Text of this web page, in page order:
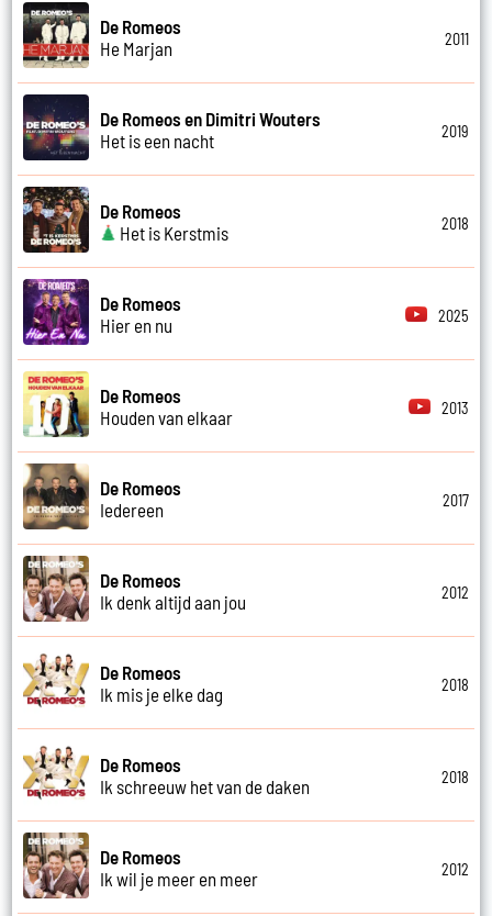
De Romeos
He Marjan
2011
De Romeos en Dimitri Wouters
Het is een nacht
2019
De Romeos
Het is Kerstmis
2018
De Romeos
Hier en nu
2025
De Romeos
Houden van elkaar
2013
De Romeos
Iedereen
2017
De Romeos
Ik denk altijd aan jou
2012
De Romeos
Ik mis je elke dag
2018
De Romeos
Ik schreeuw het van de daken
2018
De Romeos
Ik wil je meer en meer
2012